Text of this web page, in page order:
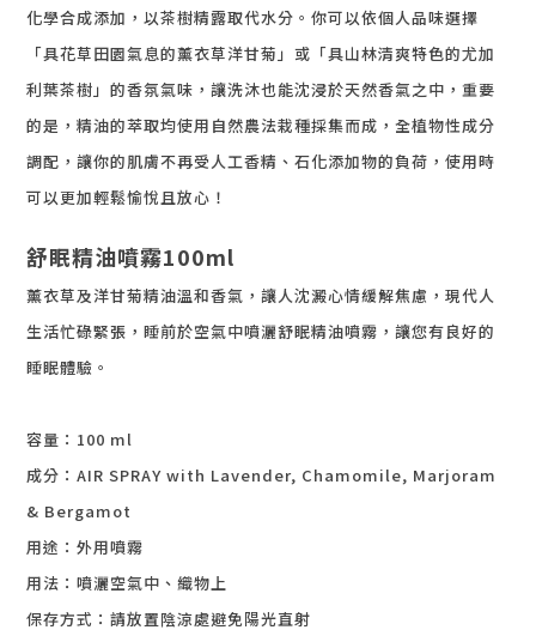
化學合成添加，以茶樹精露取代水分。你可以依個人品味選擇
「具花草田園氣息的薰衣草洋甘菊」或「具山林清爽特色的尤加
利葉茶樹」的香氛氣味，讓洗沐也能沈浸於天然香氣之中，重要
的是，精油的萃取均使用自然農法栽種採集而成，全植物性成分
調配，讓你的肌膚不再受人工香精、石化添加物的負荷，使用時
可以更加輕鬆愉悅且放心！
舒眠精油噴霧100ml
薰衣草及洋甘菊精油溫和香氣，讓人沈澱心情緩解焦慮，現代人
生活忙碌緊張，睡前於空氣中噴灑舒眠精油噴霧，讓您有良好的
睡眠體驗。
容量：100 ml
成分： AIR SPRAY with Lavender, Chamomile, Marjoram
& Bergamot
用途：外用噴霧
用法：噴灑空氣中、織物上
保存方式：請放置陰涼處避免陽光直射